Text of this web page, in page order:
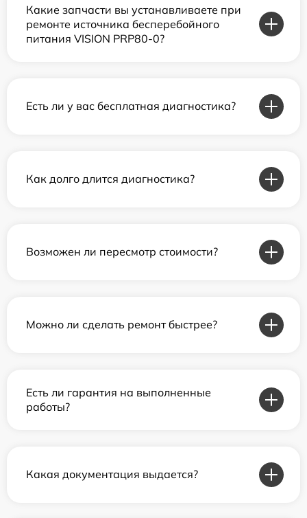
Какие запчасти вы устанавливаете при
ремонте источника бесперебойного
питания VISION PRP80-0?
Есть ли у вас бесплатная диагностика?
Как долго длится диагностика?
Возможен ли пересмотр стоимости?
Можно ли сделать ремонт быстрее?
Есть ли гарантия на выполненные
работы?
Какая документация выдается?